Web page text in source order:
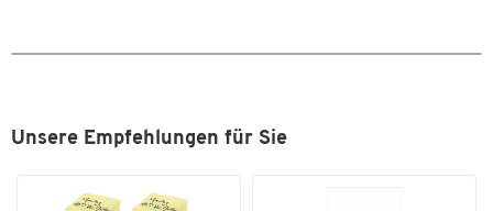
Unsere Empfehlungen für Sie